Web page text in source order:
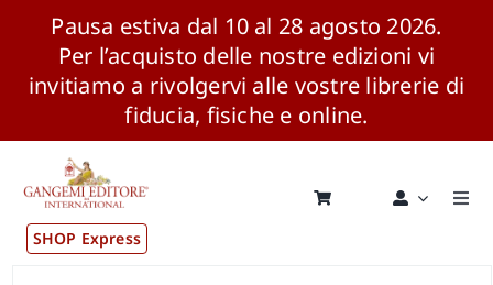
Pausa estiva dal 10 al 28 agosto 2026.
Per l’acquisto delle nostre edizioni vi
invitiamo a rivolgervi alle vostre librerie di
fiducia, fisiche e online.
contenuto
SHOP Express
Pubblicazioni